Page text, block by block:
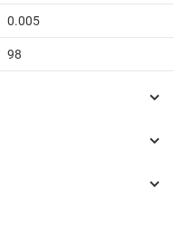
0.005
98